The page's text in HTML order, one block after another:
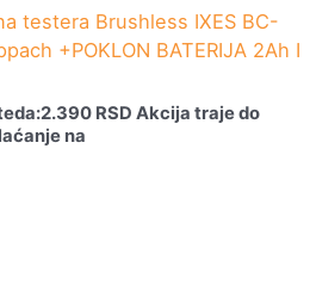
testera Brushless IXES BC-
+POKLON BATERIJA 2Ah I
2.390 RSD Akcija traje do
na